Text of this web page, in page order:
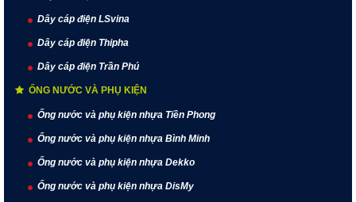
Dây cáp điện LSvina
Dây cáp điện Thipha
Dây cáp điện Trần Phú
ỐNG NƯỚC VÀ PHỤ KIỆN
Ống nước và phụ kiện nhựa Tiền Phong
Ống nước và phụ kiện nhựa Bình Minh
Ống nước và phụ kiện nhựa Dekko
Ống nước và phụ kiện nhựa DisMy